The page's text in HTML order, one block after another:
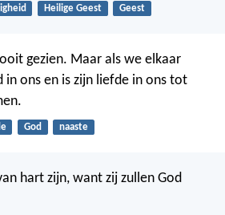
Heilige Geest Geest
gezien. Maar als we elkaar
in ons en is zijn liefde in ons tot
God naaste
hart zijn, want zij zullen God